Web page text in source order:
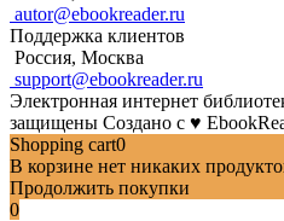
autor@ebookreader.ru
Поддержка клиентов
Россия, Москва
support@ebookreader.ru
Электронная интернет
защищены Создано с ♥
Shopping cart0
В корзине нет никаких
Продолжить покупки
0